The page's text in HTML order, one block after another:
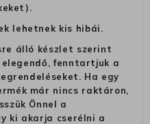
lehetnek kis hibái.
álló készlet szerint
fenntartjuk a
Ha egy
már nincs raktáron,
Önnel a
ki akarja cserélni a